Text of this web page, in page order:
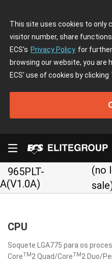
This site uses cookies to only
visitor number, share
ECS's Privacy Policy for
browsing our website, you are
ECS' use of cookies by clicking
965PLT-
A(V1.0A)
(no
CPU
Soquete LGA775 para os
CoreTM2 Quad/CoreTM2 Duo/